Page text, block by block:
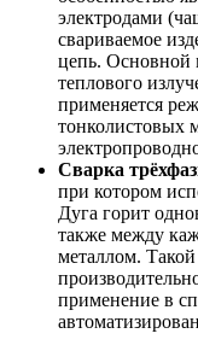
электродами
свариваемое
цепь. Основной
теплового
применяется
тонколистовых
Сварка
при котором
Дуга горит
также между
металлом.
применение в